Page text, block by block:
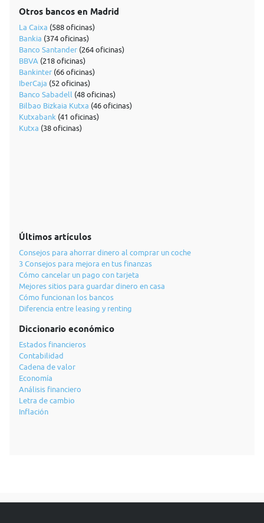
Otros bancos en Madrid
La Caixa (588 oficinas)
Bankia (374 oficinas)
Banco Santander (264 oficinas)
BBVA (218 oficinas)
Bankinter (66 oficinas)
IberCaja (52 oficinas)
Banco Sabadell (48 oficinas)
Bilbao Bizkaia Kutxa (46 oficinas)
Kutxabank (41 oficinas)
Kutxa (38 oficinas)
Últimos artículos
Consejos para ahorrar dinero al comprar un coche
3 Consejos para mejora en tus finanzas
Cómo cancelar un pago con tarjeta
Mejores sitios para guardar dinero en casa
Cómo funcionan los bancos
Diferencia entre leasing y renting
Diccionario económico
Estados financieros
Contabilidad
Cadena de valor
Economía
Análisis financiero
Letra de cambio
Inflación